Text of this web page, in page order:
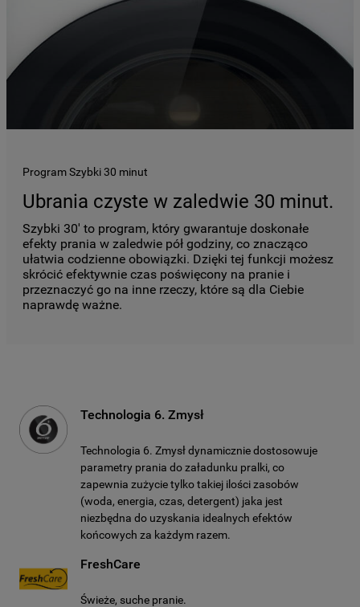
Program Szybki 30 minut
Ubrania czyste w zaledwie 30 minut.
Szybki 30' to program, który gwarantuje doskonałe
efekty prania w zaledwie pół godziny, co znacząco
ułatwia codzienne obowiązki. Dzięki tej funkcji możesz
skrócić efektywnie czas poświęcony na pranie i
przeznaczyć go na inne rzeczy, które są dla Ciebie
naprawdę ważne.
Technologia 6. Zmysł
Technologia 6. Zmysł dynamicznie dostosowuje
parametry prania do załadunku pralki, co
zapewnia zużycie tylko takiej ilości zasobów
(woda, energia, czas, detergent) jaka jest
niezbędna do uzyskania idealnych efektów
końcowych za każdym razem.
FreshCare
Świeże, suche pranie.